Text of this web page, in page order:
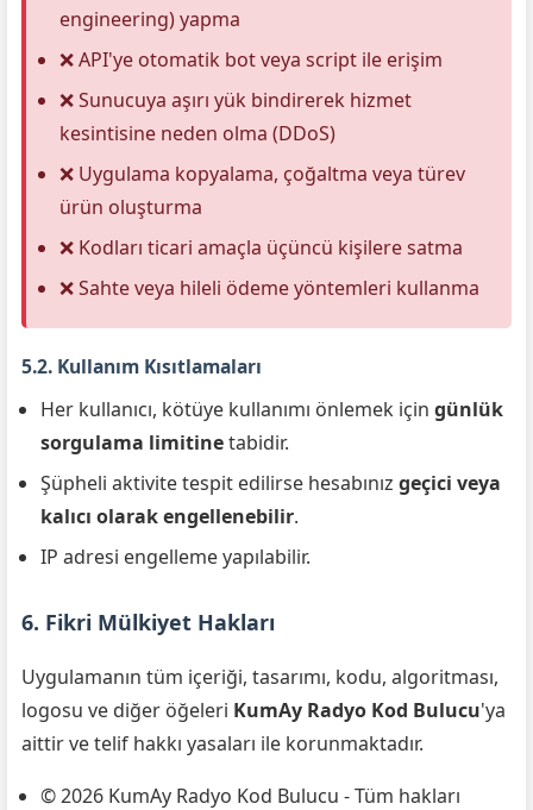
engineering) yapma
❌ API'ye otomatik bot veya script ile erişim
❌ Sunucuya aşırı yük bindirerek hizmet
kesintisine neden olma (DDoS)
❌ Uygulama kopyalama, çoğaltma veya türev
ürün oluşturma
❌ Kodları ticari amaçla üçüncü kişilere satma
❌ Sahte veya hileli ödeme yöntemleri kullanma
5.2. Kullanım Kısıtlamaları
Her kullanıcı, kötüye kullanımı önlemek için günlük
sorgulama limitinetabidir.
Şüpheli aktivite tespit edilirse hesabınız geçici veya
kalıcı olarak engellenebilir.
IP adresi engelleme yapılabilir.
6. Fikri Mülkiyet Hakları
Uygulamanın tüm içeriği, tasarımı, kodu, algoritması,
logosu ve diğer öğeleri KumAy Radyo Kod Bulucu'ya
aittir ve telif hakkı yasaları ile korunmaktadır.
© 2026 KumAy Radyo Kod Bulucu - Tüm hakları